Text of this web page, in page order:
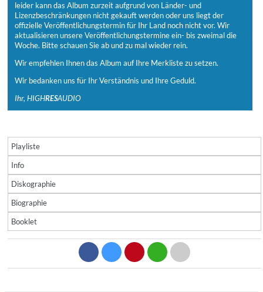
leider kann das Album zurzeit aufgrund von Länder- und
Lizenzbeschränkungen nicht gekauft werden oder uns liegt der
offizielle Veröffentlichungstermin für Ihr Land noch nicht vor. Wir
aktualisieren unsere Veröffentlichungstermine ein- bis zweimal die
Woche. Bitte schauen Sie ab und zu mal wieder rein.
Wir empfehlen Ihnen das Album auf Ihre Merkliste zu setzen.
Wir bedanken uns für Ihr Verständnis und Ihre Geduld.
Ihr, HIGHRESAUDIO
Playliste
Info
Diskographie
Biographie
Booklet